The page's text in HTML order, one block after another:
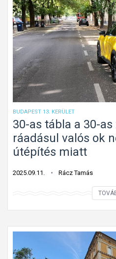
BUDAPEST 13. KERÜLET
30-as tábla a 30-as
ráadásul valós ok
útépítés miatt
2025.09.11. Rácz Tamás